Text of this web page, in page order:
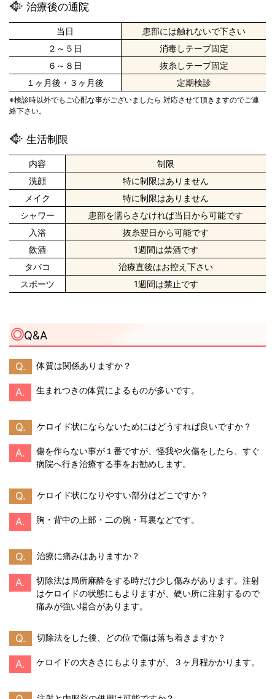
治療後の通院
当日
患部には触れないで下さい
２～５日
消毒しテープ固定
６～８日
抜糸しテープ固定
１ヶ月後・３ヶ月後
定期検診
※検診時以外でもご心配な事がございましたら 対応させて頂きますのでご連
絡下さい。
生活制限
内容
制限
洗顔
特に制限はありません
メイク
特に制限はありません
シャワー
患部を濡らさなければ当日から可能です
入浴
抜糸翌日から可能です
飲酒
1週間は禁酒です
タバコ
治療直後はお控え下さい
スポーツ
1週間は禁止です
Q&A
Q. 体質は関係ありますか？
A. 生まれつきの体質によるものが多いです。
Q. ケロイド状にならないためにはどうすれば良いですか？
A.
傷を作らない事が１番ですが、怪我や火傷をしたら、すぐ
病院へ行き治療する事をお勧めします。
Q. ケロイド状になりやすい部分はどこですか？
A. 胸・背中の上部・二の腕・耳裏などです。
Q. 治療に痛みはありますか？
A.
切除法は局所麻酔をする時だけ少し傷みがあります。注射
はケロイドの状態にもよりますが、硬い所に注射するので
痛みが強い場合があります。
Q. 切除法をした後、どの位で傷は落ち着きますか？
A. ケロイドの大きさにもよりますが、３ヶ月程かかります。